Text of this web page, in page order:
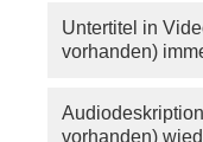
Untertitel in
vorhanden)
vorhanden)